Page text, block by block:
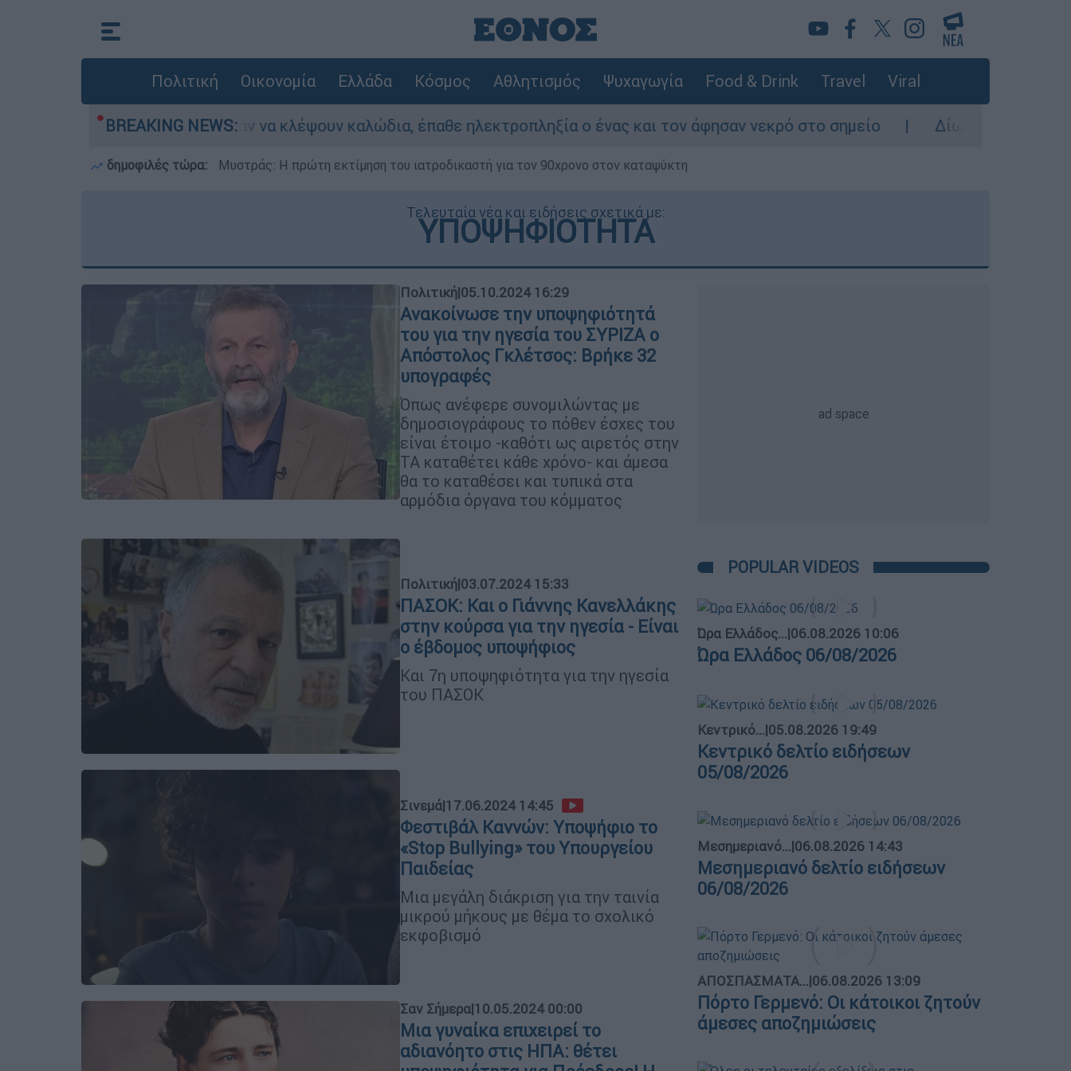
Πολιτική Οικονομία Ελλάδα Κόσμος Αθλητισμός Ψυχαγωγία Food & Drink Travel Viral
BREAKING NEWS:
Πήγαν να κλέψουν καλώδια, έπαθε ηλεκτροπληξία ο ένας και τον άφησαν νεκρό στο σημείο Δίωξη για ανθρωποκτονία από
δημοφιλές τώρα: Μυστράς: Η πρώτη εκτίμηση του ιατροδικαστή για τον 90χρονο στον καταψύκτη
Τελευταία νέα και ειδήσεις σχετικά με:
ΥΠΟΨΗΦΙΟΤΗΤΑ
Πολιτική|05.10.2024 16:29
Ανακοίνωσε την υποψηφιότητά
του για την ηγεσία του ΣΥΡΙΖΑ ο
Απόστολος Γκλέτσος: Βρήκε 32
υπογραφές
Όπως ανέφερε συνομιλώντας με
δημοσιογράφους το πόθεν έσχες του
είναι έτοιμο -καθότι ως αιρετός στην
ΤΑ καταθέτει κάθε χρόνο- και άμεσα
θα το καταθέσει και τυπικά στα
αρμόδια όργανα του κόμματος
Πολιτική|03.07.2024 15:33
ΠΑΣΟΚ: Και ο Γιάννης Κανελλάκης
στην κούρσα για την ηγεσία - Είναι
ο έβδομος υποψήφιος
Και 7η υποψηφιότητα για την ηγεσία
του ΠΑΣΟΚ
Σινεμά|17.06.2024 14:45
Φεστιβάλ Καννών: Υποψήφιο το
«Stop Bullying» του Υπουργείου
Παιδείας
Μια μεγάλη διάκριση για την ταινία
μικρού μήκους με θέμα το σχολικό
εκφοβισμό
Σαν Σήμερα|10.05.2024 00:00
Μια γυναίκα επιχειρεί το
αδιανόητο στις ΗΠΑ: θέτει
POPULAR VIDEOS
Ώρα Ελλάδος...|06.08.2026 10:06
Ώρα Ελλάδος 06/08/2026
Κεντρικό...|05.08.2026 19:49
Κεντρικό δελτίο ειδήσεων
05/08/2026
Μεσημεριανό...|06.08.2026 14:43
Μεσημεριανό δελτίο ειδήσεων
06/08/2026
ΑΠΟΣΠΑΣΜΑΤΑ...|06.08.2026 13:09
Πόρτο Γερμενό: Οι κάτοικοι ζητούν
άμεσες αποζημιώσεις